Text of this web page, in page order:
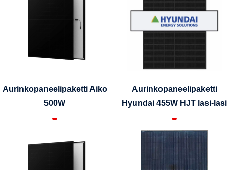
Aurinkopaneelipaketti Aiko
500W
Aurinkopaneelipaketti
Hyundai 455W HJT lasi-lasi